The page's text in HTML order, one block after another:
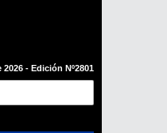
- Edición Nº2801